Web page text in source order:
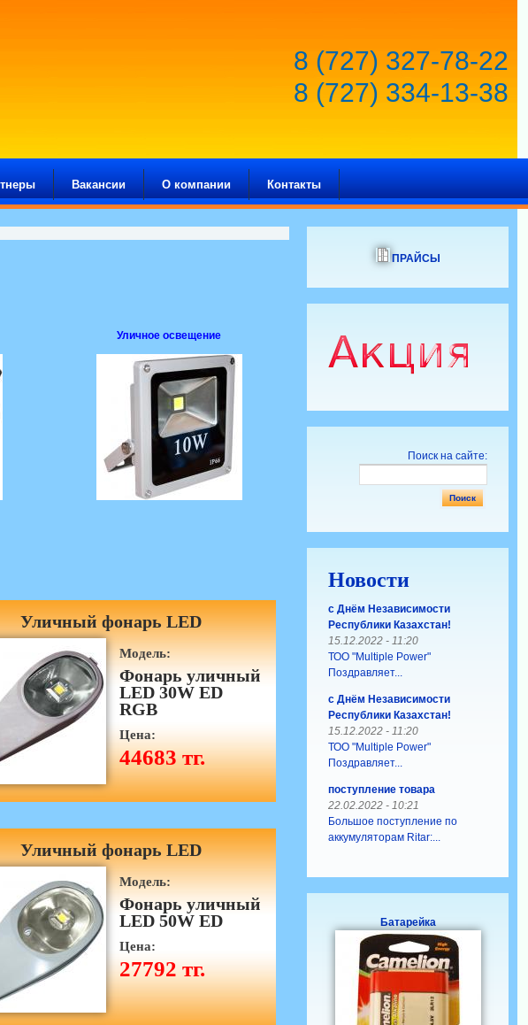
8 (727) 327-78-22
8 (727) 334-13-38
Вакансии О компании Контакты
Уличное освещение
Уличный фонарь LED
Модель:
Фонарь уличный
LED 30W ED
RGB
Цена:
44683 тг.
Уличный фонарь LED
Модель:
Фонарь уличный
LED 50W ED
Цена:
27792 тг.
ПРАЙСЫ
Поиск на сайте:
Новости
с Днём Независимости
Республики Казахстан!
15.12.2022 - 11:20
ТОО "Multiple Power"
Поздравляет...
с Днём Независимости
Республики Казахстан!
15.12.2022 - 11:20
ТОО "Multiple Power"
Поздравляет...
поступление товара
22.02.2022 - 10:21
Большое поступление по
аккумуляторам Ritar:...
Батарейка